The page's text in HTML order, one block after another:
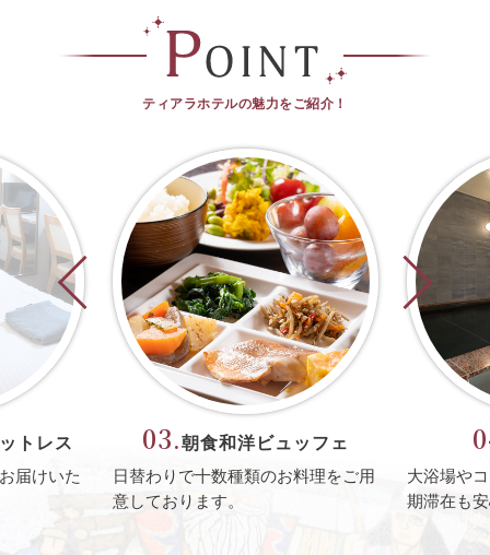
ティアラホテルの魅力をご紹介！
フェ
理をご用
04.充実の設備
大浴場やコインランドリーもあり長
期滞在も安心です。
徒歩圏内
場、交通